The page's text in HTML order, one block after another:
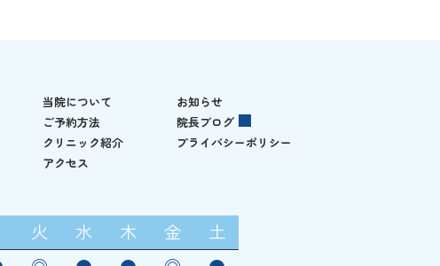
当院について
ご予約方法
クリニック紹介
アクセス
お知らせ
院長ブログ
プライバシーポリシー
火 水 木 金 土